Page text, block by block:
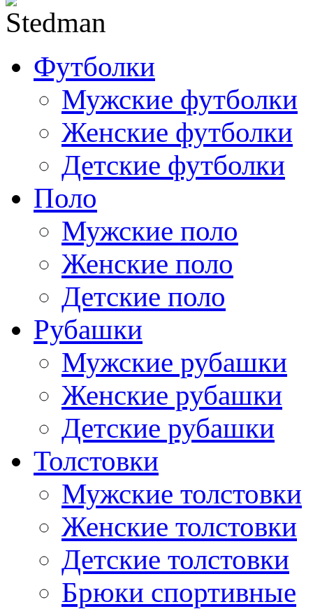
Футболки
Мужские футболки
Женские футболки
Детские футболки
Поло
Мужские поло
Женские поло
Детские поло
Рубашки
Мужские рубашки
Женские рубашки
Детские рубашки
Толстовки
Мужские толстовки
Женские толстовки
Детские толстовки
Брюки спортивные